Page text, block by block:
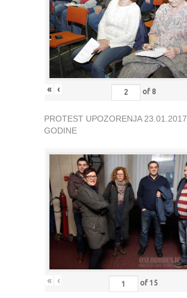
« ‹ of 8
PROTEST UPOZORENJA 23.01.2017.
GODINE
« ‹ of 15